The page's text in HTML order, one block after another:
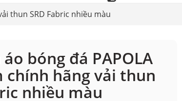
thun SRD Fabric nhiều màu
bóng đá PAPOLA
chính hãng vải thun
nhiều màu